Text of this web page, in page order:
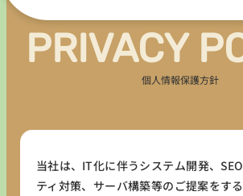
PRIVACY
個人情報保護方針
当社は、IT化に伴うシステム開発、
ティ対策、サーバ構築等のご提案をす